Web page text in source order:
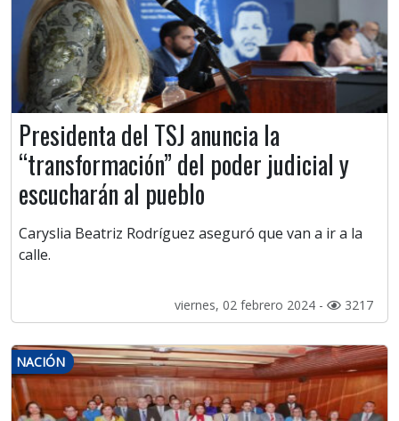
Presidenta del TSJ anuncia la
“transformación” del poder judicial y
escucharán al pueblo
Caryslia Beatriz Rodríguez aseguró que van a ir a la
calle.
viernes, 02 febrero 2024 - 3217
NACIÓN